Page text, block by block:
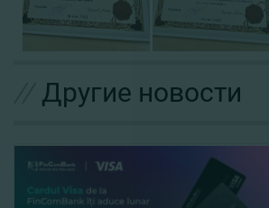
Другие новости